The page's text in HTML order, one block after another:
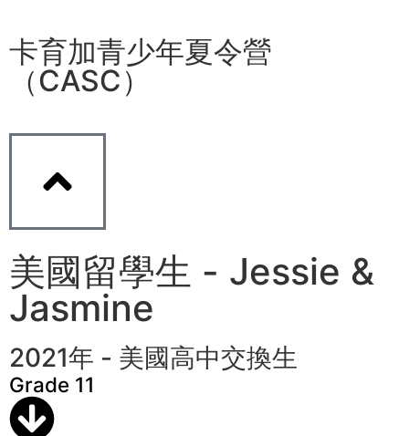
卡育加青少年夏令營
（CASC）
美國留學生 - Jessie &
Jasmine
2021年 - 美國高中交換生
Grade 11